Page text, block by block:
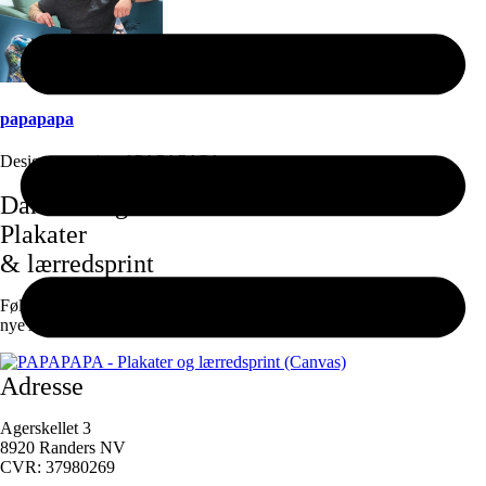
papapapa
Designer og ejer af PAPAPAPA
Alle indlæg
Dansk design
Plakater
& lærredsprint
Følg os på
nye Artdrops!
Adresse
Agerskellet 3
8920 Randers NV
CVR: 37980269